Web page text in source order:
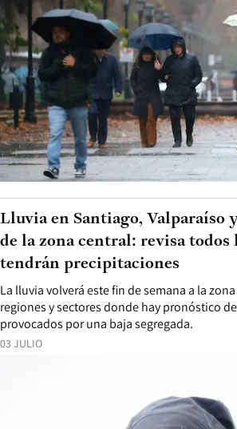
03 JULIO
La lluvia volverá este fin de semana a la
regiones y sectores donde hay pronóstico
provocados por una baja segregada.
Lluvia en Santiago, Valparaíso
de la zona central: revisa todos
tendrán precipitaciones